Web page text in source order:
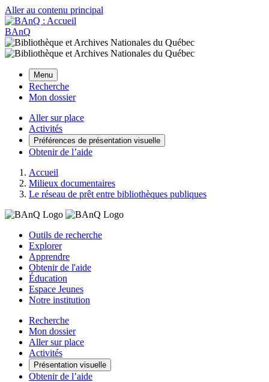
Aller au contenu principal
BAnQ
Menu
Recherche
Mon dossier
Aller sur place
Activités
Préférences de présentation visuelle
Obtenir de l’aide
Accueil
Milieux documentaires
Le réseau de prêt entre bibliothèques publiques
Outils de recherche
Explorer
Apprendre
Obtenir de l'aide
Éducation
Espace Jeunes
Notre institution
Recherche
Mon dossier
Aller sur place
Activités
Présentation visuelle
Obtenir de l’aide